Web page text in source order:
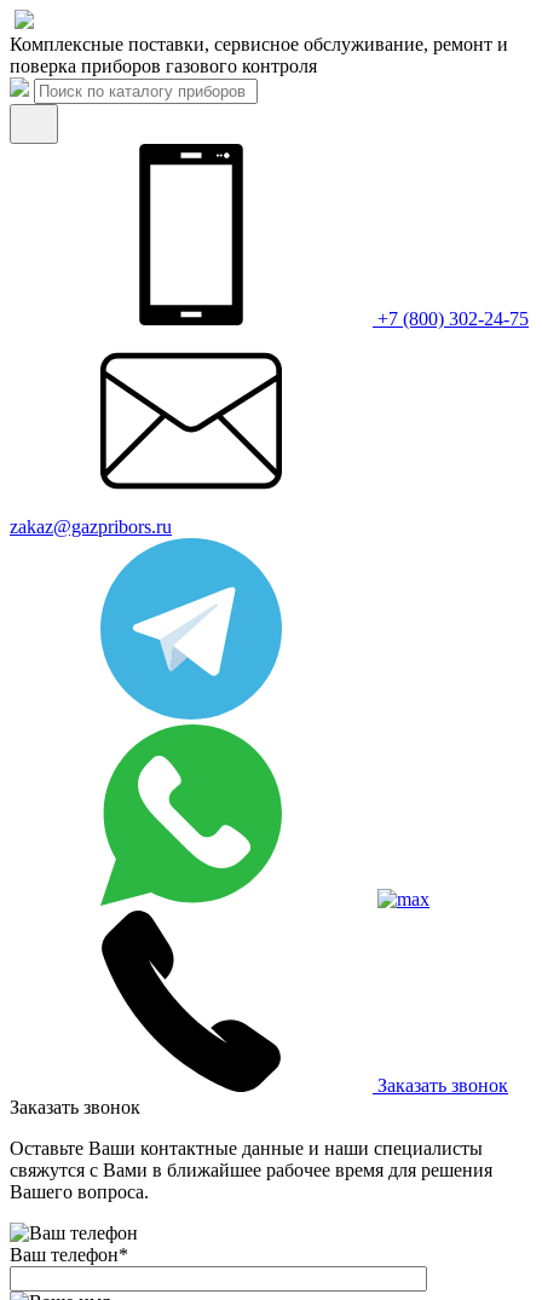
Комплексные поставки, сервисное обслуживание, ремонт и
поверка приборов газового контроля
+7 (800) 302-24-75
zakaz@gazpribors.ru
Заказать звонок
Заказать звонок
Оставьте Ваши контактные данные и наши специалисты
свяжутся с Вами в ближайшее рабочее время для решения
Вашего вопроса.
Ваш телефон*